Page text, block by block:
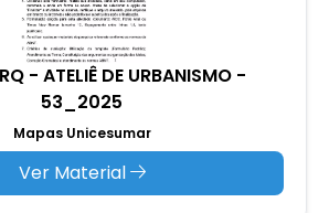
- ATELIÊ DE URBANISMO -
53_2025
Mapas Unicesumar
Ver Material